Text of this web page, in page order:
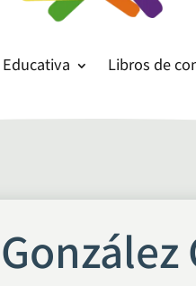
Libros de